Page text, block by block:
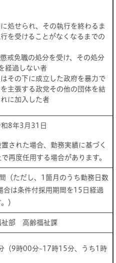
処せられ、その執行を終わるま
を受けることがなくなるまでの
戒免職の処分を受け、その処分
経過しない者
その下に成立した政府を暴力で
主張する政党その他の団体を結
に加入した者
8年3月31日
された場合、勤務実績に基づく
再度任用する場合があります。
（ただし、1箇月のうち勤務日数
合は条件付採用期間を15日経過
）
部 高齢福祉課
（9時00分~17時15分、うち1時